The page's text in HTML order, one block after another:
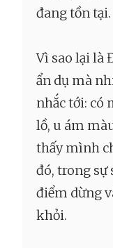
đang tồn tại.
Vì sao lại là
ẩn dụ mà
nhắc tới: có
lồ, u ám
thấy mình
đó, trong sự
điểm dừng
khỏi.